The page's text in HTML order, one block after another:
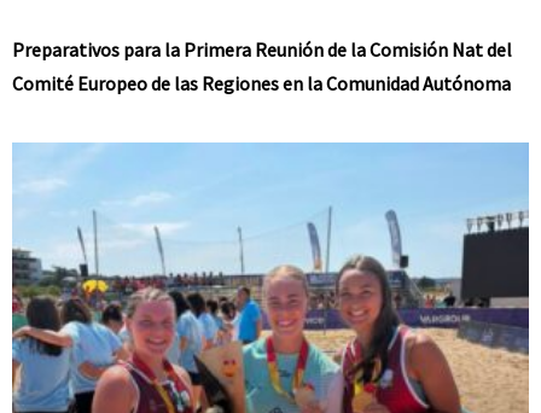
Preparativos para la Primera Reunión de la Comisión Nat del
Comité Europeo de las Regiones en la Comunidad Autónoma